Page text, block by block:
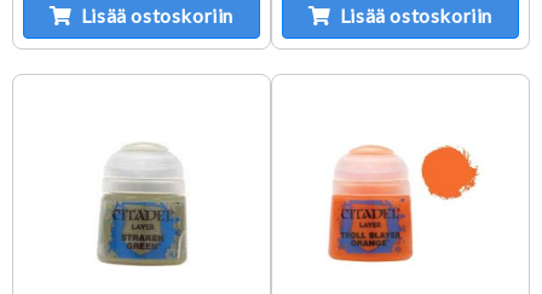
Lisää ostoskoriin Lisää ostoskoriin